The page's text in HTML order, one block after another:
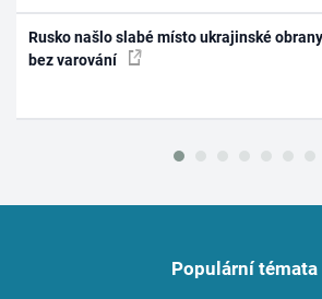
Rusko našlo slabé místo ukrajinské
bez varování
Populární témata